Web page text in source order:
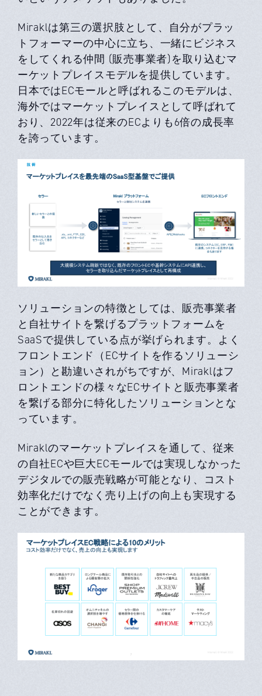
Miraklは第三の選択肢として、自分がプラッ
トフォーマーの中心に立ち、一緒にビジネス
をしてくれる仲間 (販売事業者)を取り込むマ
ーケットプレイスモデルを提供しています。
日本ではECモールと呼ばれるこのモデルは、
海外ではマーケットプレイスとして呼ばれて
おり、2022年は従来のECよりも6倍の成長率
を誇っています。
ソリューションの特徴としては、販売事業者
と自社サイトを繋げるプラットフォームを
SaaSで提供している点が挙げられます。よく
フロントエンド（ECサイトを作るソリューシ
ョン）と勘違いされがちですが、Miraklはフ
ロントエンドの様々なECサイトと販売事業者
を繋げる部分に特化したソリューションとな
っています。
Miraklのマーケットプレイスを通して、従来
の自社ECや巨大ECモールでは実現しなかった
デジタルでの販売戦略が可能となり、コスト
効率化だけでなく売り上げの向上も実現する
ことができます。